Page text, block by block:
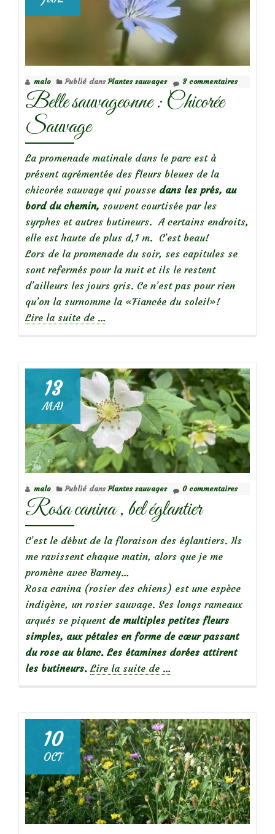
malo Publié dansPlantes sauvages 3 commentaires
Belle sauvageonne : Chicorée
Sauvage
La promenade matinale dans le parc est à
présent agrémentée des fleurs bleues de la
chicorée sauvage qui pousse dans les prés, au
bord du chemin, souvent courtisée par les
syrphes et autres butineurs. A certains endroits,
elle est haute de plus d,1 m. C’est beau!
Lors de la promenade du soir, ses capitules se
sont refermés pour la nuit et ils le restent
d’ailleurs les jours gris. Ce n’est pas pour rien
qu’on la surnomme la «Fiancée du soleil»!
Lire la suite de
:
Chicorée
Sauvage
…
13
MAI
malo Publié dansPlantes sauvages 0 commentaires
Rosa canina , bel églantier
C’est le début de la floraison des églantiers. Ils
me ravissent chaque matin, alors que je me
promène avec Barney…
Rosa canina (rosier des chiens) est une espèce
indigène, un rosier sauvage. Ses longs rameaux
arqués se piquent de multiples petites fleurs
simples, aux pétales en forme de cœur passant
du rose au blanc. Les étamines dorées attirent
les butineurs. Lire la suite de à
,
bel
églantier
…
10
OCT